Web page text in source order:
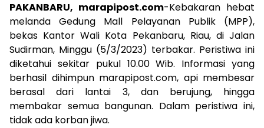
PAKANBARU, marapipost.com-Kebakaran hebat
melanda Gedung Mall Pelayanan Publik (MPP),
bekas Kantor Wali Kota Pekanbaru, Riau, di Jalan
Sudirman, Minggu (5/3/2023) terbakar. Peristiwa ini
diketahui sekitar pukul 10.00 Wib. Informasi yang
berhasil dihimpun marapipost.com, api membesar
berasal dari lantai 3, dan berujung, hingga
membakar semua bangunan. Dalam peristiwa ini,
tidak ada korban jiwa.